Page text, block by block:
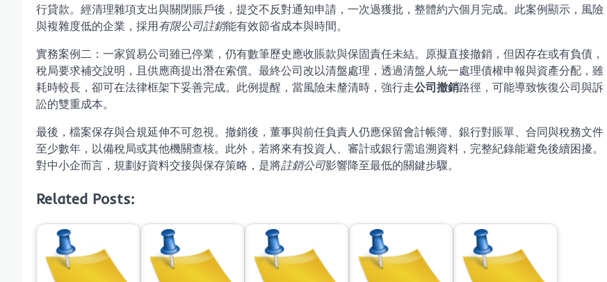
行貸款。經清理雜項支出與關閉賬戶後，提交不反對通知申請，一次過獲批，整體約六個月完成。此案例顯示，風險
與複雜度低的企業，採用有限公司註銷能有效節省成本與時間。
實務案例二：一家貿易公司雖已停業，仍有數筆歷史應收賬款與保固責任未結。原擬直接撤銷，但因存在或有負債，
稅局要求補交說明，且供應商提出潛在索償。最終公司改以清盤處理，透過清盤人統一處理債權申報與資產分配，雖
耗時較長，卻可在法律框架下妥善完成。此例提醒，當風險未釐清時，強行走公司撤銷路徑，可能導致恢復公司與訴
訟的雙重成本。
最後，檔案保存與合規延伸不可忽視。撤銷後，董事與前任負責人仍應保留會計帳簿、銀行對賬單、合同與稅務文件
至少數年，以備稅局或其他機關查核。此外，若將來有投資人、審計或銀行需追溯資料，完整紀錄能避免後續困擾。
對中小企而言，規劃好資料交接與保存策略，是將註銷公司影響降至最低的關鍵步驟。
Related Posts: